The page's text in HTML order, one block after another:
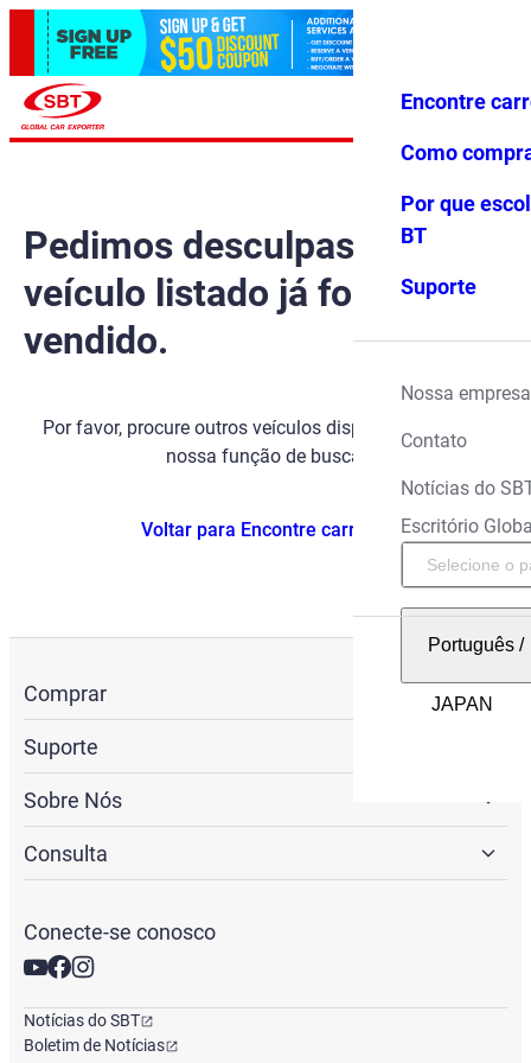
Favoritos Menu
Encontre
Como
Por que
BT
Suporte
Nossa empresa
Contato
Notícias do
Escritório
Português/
Pedimos desculpas, mas o
veículo listado já foi
vendido.
Por favor, procure outros veículos disponíveis usando
nossa função de busca.
Voltar para Encontre carros
Comprar
Suporte
Sobre Nós
Consulta
Conecte-se conosco
Notícias do SBT
Boletim de Notícias